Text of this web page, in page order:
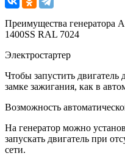
Преимущества генератора
1400SS RAL 7024
Электростартер
Чтобы запустить двигатель
замке зажигания, как в
Возможность
На генератор можно
запускать двигатель при
сети.